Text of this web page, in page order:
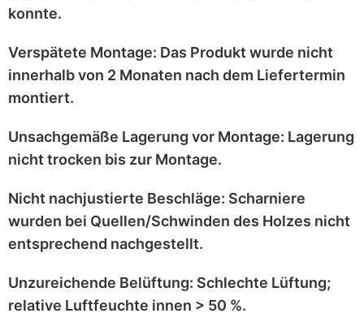
konnte.
Verspätete Montage: Das Produkt wurde nicht
innerhalb von 2 Monaten nach dem Liefertermin
montiert.
Unsachgemäße Lagerung vor Montage: Lagerung
nicht trocken bis zur Montage.
Nicht nachjustierte Beschläge: Scharniere
wurden bei Quellen/Schwinden des Holzes nicht
entsprechend nachgestellt.
Unzureichende Belüftung: Schlechte Lüftung;
relative Luftfeuchte innen > 50 %.